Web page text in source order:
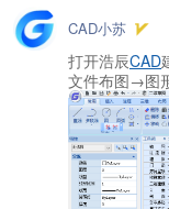
CAD小苏
打开浩辰CAD
文件布图→图